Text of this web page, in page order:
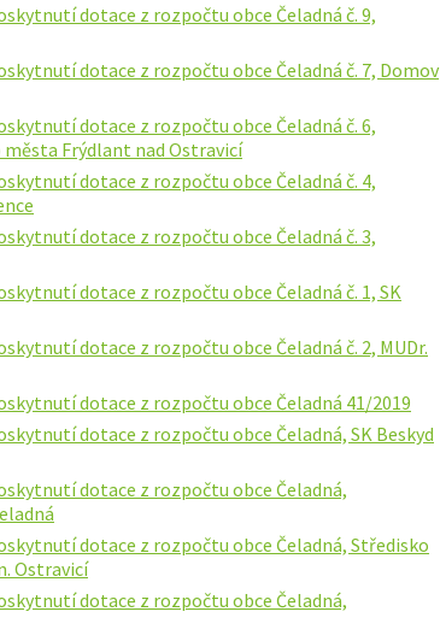
dotace z rozpočtu obce Čeladná č. 9,
dotace z rozpočtu obce Čeladná č. 7, Domov
dotace z rozpočtu obce Čeladná č. 6,
Frýdlant nad Ostravicí
dotace z rozpočtu obce Čeladná č. 4,
dotace z rozpočtu obce Čeladná č. 3,
dotace z rozpočtu obce Čeladná č. 1, SK
dotace z rozpočtu obce Čeladná č. 2, MUDr.
dotace z rozpočtu obce Čeladná 41/2019
dotace z rozpočtu obce Čeladná, SK Beskyd
dotace z rozpočtu obce Čeladná,
dotace z rozpočtu obce Čeladná, Středisko
Ostravicí
dotace z rozpočtu obce Čeladná,